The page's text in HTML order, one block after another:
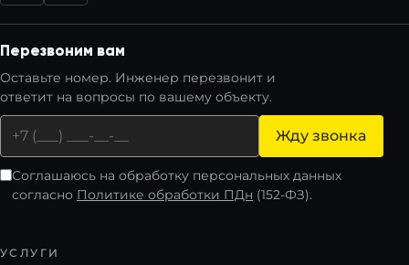
Перезвоним вам
Оставьте номер. Инженер перезвонит и
ответит на вопросы по вашему объекту.
Жду звонка
Соглашаюсь на обработку персональных данных
согласно Политике обработки ПДн (152-ФЗ).
УСЛУГИ